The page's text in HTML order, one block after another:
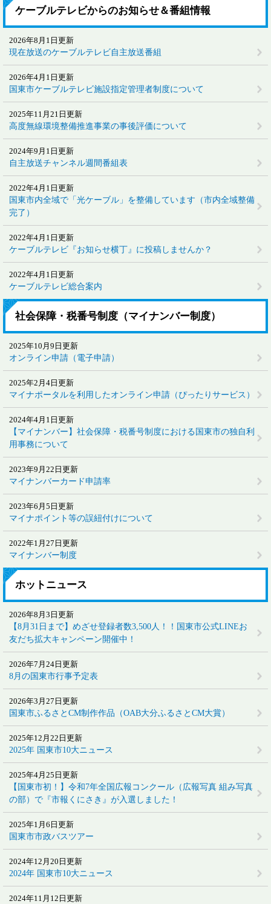
ケーブルテレビからのお知らせ＆番組情報
2026年8月1日更新
現在放送のケーブルテレビ自主放送番組
2026年4月1日更新
国東市ケーブルテレビ施設指定管理者制度について
2025年11月21日更新
高度無線環境整備推進事業の事後評価について
2024年9月1日更新
自主放送チャンネル週間番組表
2022年4月1日更新
国東市内全域で「光ケーブル」を整備しています（市内全域整備
完了）
2022年4月1日更新
ケーブルテレビ『お知らせ横丁』に投稿しませんか？
2022年4月1日更新
ケーブルテレビ総合案内
社会保障・税番号制度（マイナンバー制度）
2025年10月9日更新
オンライン申請（電子申請）
2025年2月4日更新
マイナポータルを利用したオンライン申請（ぴったりサービス）
2024年4月1日更新
【マイナンバー】社会保障・税番号制度における国東市の独自利
用事務について
2023年9月22日更新
マイナンバーカード申請率
2023年6月5日更新
マイナポイント等の誤紐付けについて
2022年1月27日更新
マイナンバー制度
ホットニュース
2026年8月3日更新
【8月31日まで】めざせ登録者数3,500人！！国東市公式LINEお
友だち拡大キャンペーン開催中！
2026年7月24日更新
8月の国東市行事予定表
2026年3月27日更新
国東市ふるさとCM制作作品（OAB大分ふるさとCM大賞）
2025年12月22日更新
2025年 国東市10大ニュース
2025年4月25日更新
【国東市初！】令和7年全国広報コンクール（広報写真 組み写真
の部）で『市報くにさき』が入選しました！
2025年1月6日更新
国東市市政バスツアー
2024年12月20日更新
2024年 国東市10大ニュース
2024年11月12日更新